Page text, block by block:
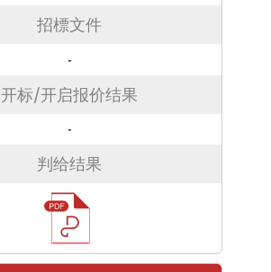
招標文件
-
开标/开启报价结果
-
判给结果